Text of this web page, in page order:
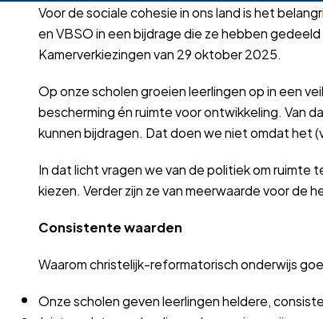
Voor de sociale cohesie in ons land is het
en VBSO in een bijdrage die ze hebben
Kamerverkiezingen van 29 oktober 2025.
Op onze scholen groeien leerlingen op in een
bescherming én ruimte voor ontwikkeling. Van
kunnen bijdragen. Dat doen we niet omdat het
In dat licht vragen we van de politiek om
kiezen. Verder zijn ze van meerwaarde voor de
Consistente waarden
Waarom christelijk-reformatorisch onderwijs
Onze scholen geven leerlingen heldere,